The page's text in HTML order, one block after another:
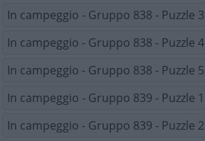
In campeggio - Gruppo 838 - Puzzle 3
In campeggio - Gruppo 838 - Puzzle 4
In campeggio - Gruppo 838 - Puzzle 5
In campeggio - Gruppo 839 - Puzzle 1
In campeggio - Gruppo 839 - Puzzle 2